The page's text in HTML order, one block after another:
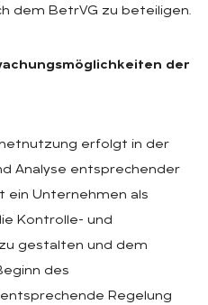
dem BetrVG zu beteiligen.
der
erfolgt in der
Analyse entsprechender
ein Unternehmen als
Kontrolle- und
gestalten und dem
des
Regelung